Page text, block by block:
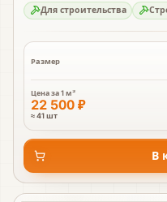
Для строительства
Размер
Цена за1 м³
22 500 ₽
≈ 41 шт
В